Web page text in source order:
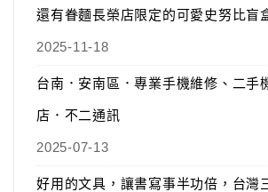
還有眷麵長榮店限定的可愛史努比盲
2025-11-18
台南．安南區．專業手機維修、二手
店．不二通訊
2025-07-13
好用的文具，讓書寫事半功倍，台灣